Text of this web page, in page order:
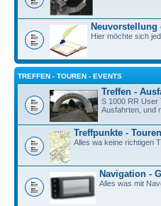
Neuvorstellung
Hier möchte sich
TREFFEN - TOUREN - EVENTS
Treffen -
S 1000 RR User
Ausfahrten, und
Treffpunkte -
Alles wa keine richtigen
Navigation -
Alles was mit